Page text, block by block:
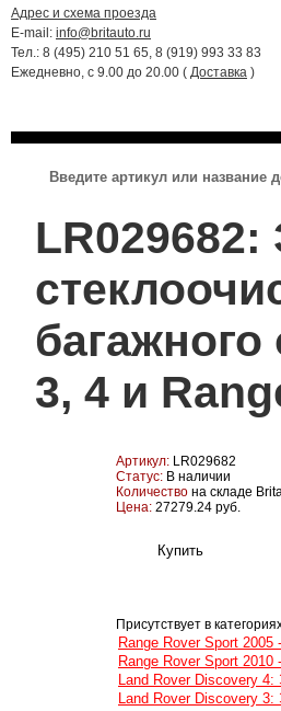
Адрес и схема проезда
E-mail: info@britauto.ru
Тел.: 8 (495) 210 51 65, 8 (919) 993 33 83
Ежедневно, с 9.00 до 20.00 ( Доставка )
LR029682:
3, 4 и
Артикул: LR029682
Статус: В наличии
Количество на складе
Цена: 27279.24 руб.
Присутствует в
Range Rover Sport 2005
Range Rover Sport 2010
Land Rover Discovery 4:
Land Rover Discovery 3: